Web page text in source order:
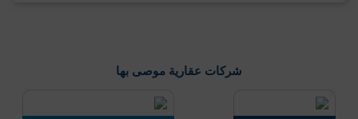
شركات عقارية موصى بها